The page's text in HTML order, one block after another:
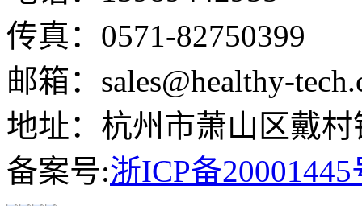
传真：0571-82750399
邮箱：sales@healthy-
地址：杭州市萧山区戴
备案号:浙ICP备20001445